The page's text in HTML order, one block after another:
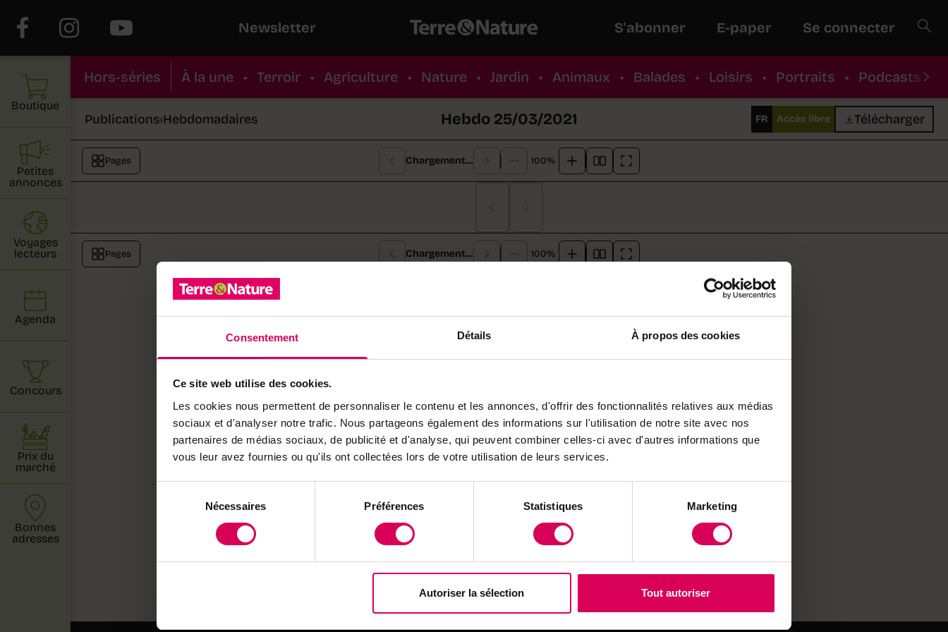
Consentement Détails À propos des cookies
Ce site web utilise des cookies.
Les cookies nous permettent de personnaliser le contenu et les annonces, d'offrir des fonctionnalités relatives aux médias
sociaux et d'analyser notre trafic. Nous partageons également des informations sur l'utilisation de notre site avec nos
partenaires de médias sociaux, de publicité et d'analyse, qui peuvent combiner celles-ci avec d'autres informations que
vous leur avez fournies ou qu'ils ont collectées lors de votre utilisation de leurs services.
consentement
Nécessaires Préférences Statistiques Marketing
Autoriser la sélection Tout autoriser
Newsletter S'abonner E-paper Se connecter
Hors-séries À la une • Terroir • Agriculture • Nature • Jardin • Animaux • Balades • Loisirs • Portraits • Podcasts
Publications›Hebdomadaires Hebdo 25/03/2021 FR Accès libre Télécharger
Chargement…
Pages 100%
Chargement…
Chargement…
Pages 100%
pesticides divisent les agriculteurs de la Broye, où bio et conventionnels débattent
une double récolte aux permaculteurs du canton de Vaud.
Ce numéro explore les enjeux agricoles qui animent nos régions romandes, des
Bonne lecture !
Toutes les publications
Boutique
Petites
annonces
Voyages
lecteurs
Agenda
Concours
Prix du
marché
Bonnes
adresses